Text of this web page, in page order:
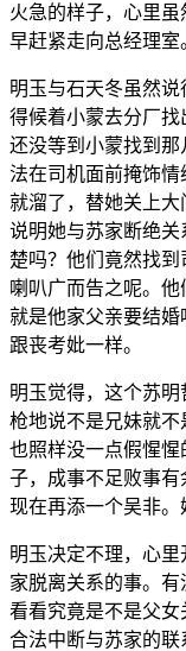
火急的样子，心里
早赶紧走向总经理室
明玉与石天冬虽然
得候着小蒙去分厂
还没等到小蒙找到
法在司机面前掩饰
就溜了，替她关上
说明她与苏家断绝
楚吗？他们竟然找
喇叭广而告之呢。
就是他家父亲要结
跟丧考妣一样。
明玉觉得，这个苏
枪地说不是兄妹就不
也照样没一点假惺
子，成事不足败事有
现在再添一个吴非。
明玉决定不理，心
家脱离关系的事。有
看看究竟是不是父
合法中断与苏家的